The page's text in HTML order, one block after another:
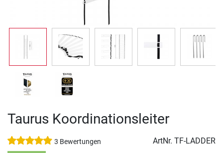
Taurus Koordinationsleiter
3 Bewertungen ArtNr. TF-LADDER